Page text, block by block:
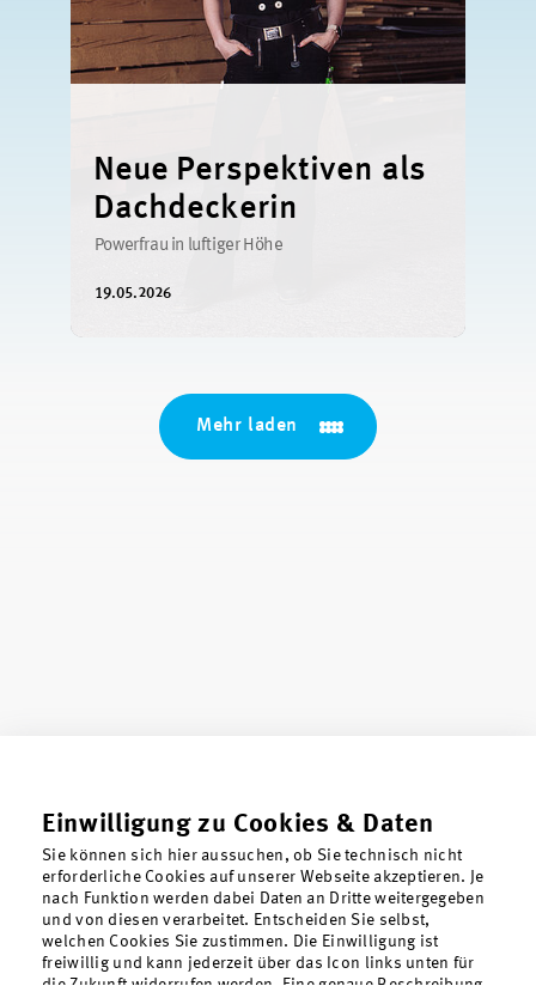
Einwilligung zu Cookies & Daten
Sie können sich hier aussuchen, ob Sie technisch nicht
erforderliche Cookies auf unserer Webseite akzeptieren. Je
nach Funktion werden dabei Daten an Dritte weitergegeben
und von diesen verarbeitet. Entscheiden Sie selbst,
welchen Cookies Sie zustimmen. Die Einwilligung ist
freiwillig und kann jederzeit über das Icon links unten für
die Zukunft widerrufen werden. Eine genaue Beschreibung
Neue Perspektiven als
Dachdeckerin
Powerfrau in luftiger Höhe
19.05.2026
Mehr laden
Über uns
Kontakt
Datenschutz